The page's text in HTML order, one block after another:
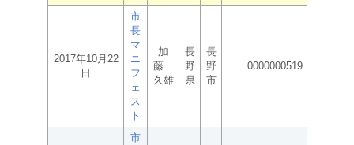
2017年10月22
日
市
長
マ
ニ
フ
ェ
ス
ト
加
藤
久雄
長
野
県
長
野
市
0000000519
市